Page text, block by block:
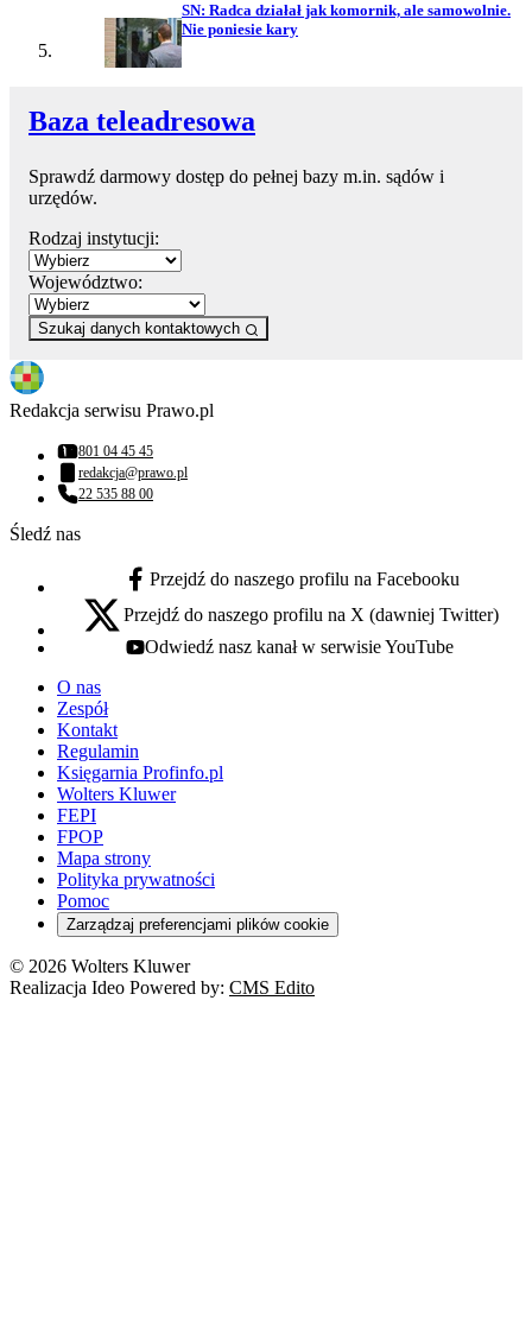
SN: Radca działał jak komornik, ale samowolnie.
Nie poniesie kary
Baza teleadresowa
Sprawdź darmowy dostęp do pełnej bazy m.in. sądów i
urzędów.
Rodzaj instytucji:
Województwo:
Szukaj danych kontaktowych
Redakcja serwisu Prawo.pl
Numer telefonu:
801 04 45 45
Adres email:
redakcja@prawo.pl
Numer telefonu:
22 535 88 00
Śledź nas
facebook - otwiera się w nowej karcie
Przejdź do naszego profilu na Facebooku
x - otwiera się w nowej karcie
Przejdź do naszego profilu na X (dawniej Twitter)
youtube - otwiera się w nowej karcie
Odwiedź nasz kanał w serwisie YouTube
O nas
Zespół
Kontakt
Regulamin
Księgarnia Profinfo.pl
Wolters Kluwer
FEPI
FPOP
Mapa strony
Polityka prywatności
Pomoc
Zarządzaj preferencjami plików cookie
© 2026 Wolters Kluwer
Realizacja Ideo Powered by: CMS Edito